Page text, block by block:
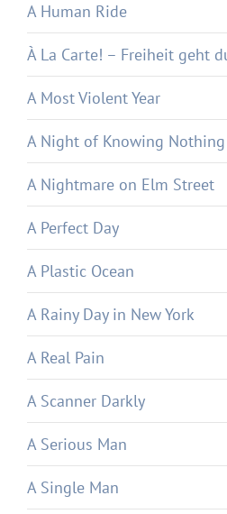
A Human Ride
À La Carte! – Freiheit geht
A Most Violent Year
A Night of Knowing Nothing
A Nightmare on Elm Street
A Perfect Day
A Plastic Ocean
A Rainy Day in New York
A Real Pain
A Scanner Darkly
A Serious Man
A Single Man